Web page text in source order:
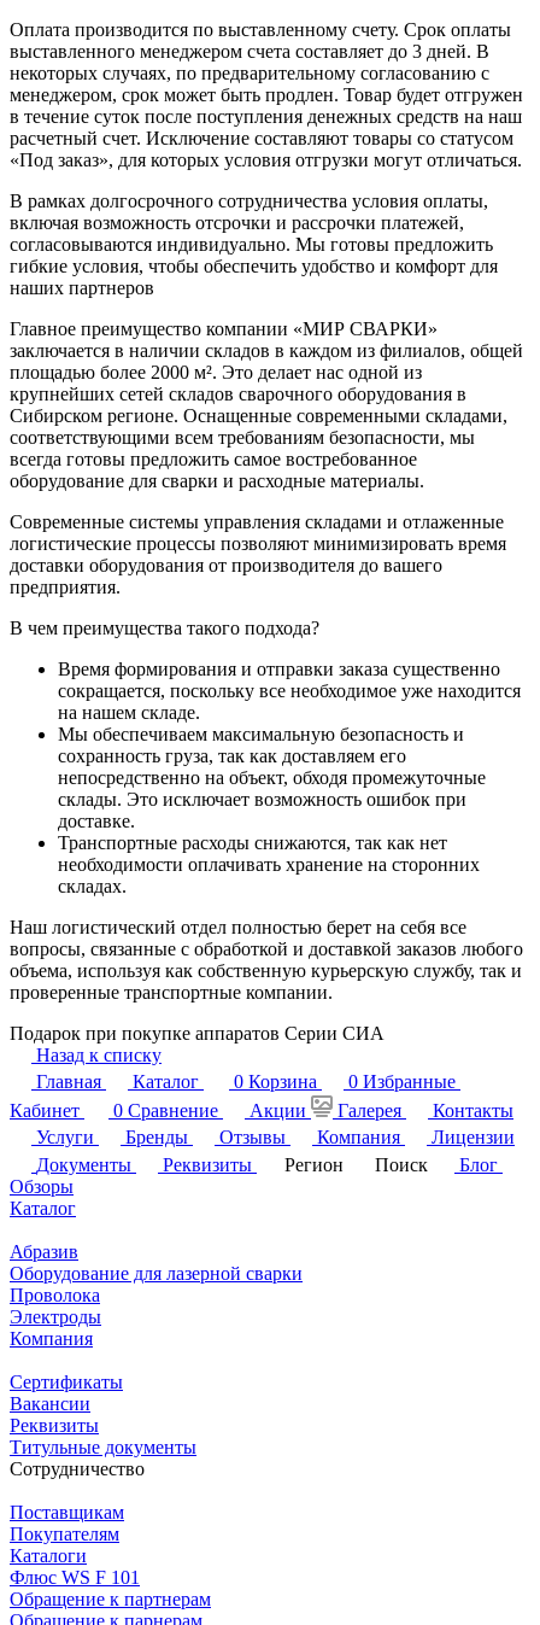
Оплата производится по выставленному счету. Срок оплаты
выставленного менеджером счета составляет до 3 дней. В
некоторых случаях, по предварительному согласованию с
менеджером, срок может быть продлен. Товар будет отгружен
в течение суток после поступления денежных средств на наш
расчетный счет. Исключение составляют товары со статусом
«Под заказ», для которых условия отгрузки могут отличаться.
В рамках долгосрочного сотрудничества условия оплаты,
включая возможность отсрочки и рассрочки платежей,
согласовываются индивидуально. Мы готовы предложить
гибкие условия, чтобы обеспечить удобство и комфорт для
наших партнеров
Главное преимущество компании «МИР СВАРКИ»
заключается в наличии складов в каждом из филиалов, общей
площадью более 2000 м². Это делает нас одной из
крупнейших сетей складов сварочного оборудования в
Сибирском регионе. Оснащенные современными складами,
соответствующими всем требованиям безопасности, мы
всегда готовы предложить самое востребованное
оборудование для сварки и расходные материалы.
Современные системы управления складами и отлаженные
логистические процессы позволяют минимизировать время
доставки оборудования от производителя до вашего
предприятия.
В чем преимущества такого подхода?
Время формирования и отправки заказа существенно
сокращается, поскольку все необходимое уже находится
на нашем складе.
Мы обеспечиваем максимальную безопасность и
сохранность груза, так как доставляем его
непосредственно на объект, обходя промежуточные
склады. Это исключает возможность ошибок при
доставке.
Транспортные расходы снижаются, так как нет
необходимости оплачивать хранение на сторонних
складах.
Наш логистический отдел полностью берет на себя все
вопросы, связанные с обработкой и доставкой заказов любого
объема, используя как собственную курьерскую службу, так и
проверенные транспортные компании.
Подарок при покупке аппаратов Серии СИА
Назад к списку
Главная
Каталог 0 Корзина 0 Избранные
Кабинет
0 Сравнение Акции Галерея
Контакты
Услуги
Бренды Отзывы Компания
Лицензии
Документы
Реквизиты Регион Поиск
Блог
Обзоры
Каталог
Абразив
Оборудование для лазерной сварки
Проволока
Электроды
Компания
Сертификаты
Вакансии
Реквизиты
Титульные документы
Сотрудничество
Поставщикам
Покупателям
Каталоги
Флюс WS F 101
Обращение к партнерам
Обращение к парнерам